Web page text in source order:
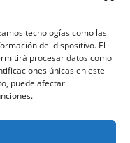
tecnologías como las
del dispositivo. El
procesar datos como
únicas en este
puede afectar